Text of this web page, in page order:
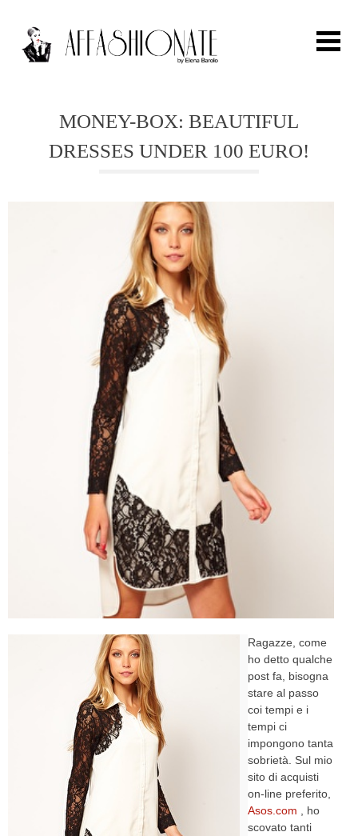
FASHION
OUTFIT
BEAUTY
TRAVEL
PARTIES
CELEB
VIDEO
PRESS
CONTACT
ABOUT
ARCHIVES
CONTACT
HOME
MONEY-BOX: BEAUTIFUL
DRESSES UNDER 100 EURO!
Ragazze, come
ho detto qualche
post fa, bisogna
stare al passo
coi tempi e i
tempi ci
impongono tanta
sobrietà. Sul mio
sito di acquisti
on-line preferito,
Asos.com , ho
scovato tanti